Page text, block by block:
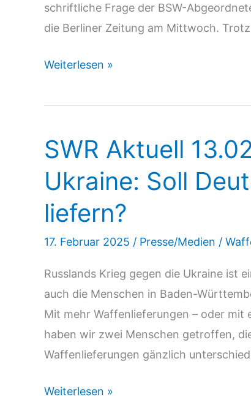
schriftliche Frage der BSW-
die Berliner Zeitung am Mittwoch.
junge
27.03.25:
mehr
Waffen
an
Israel
Weiterlesen »
SWR Aktuell
Ukraine: Soll
liefern?
17. Februar 2025 / Presse/Medien /
Russlands Krieg gegen die Ukraine ist
auch die Menschen in Baden-
Mit mehr Waffenlieferungen – oder mit
haben wir zwei Menschen getroffen,
Waffenlieferungen gänzlich
SWR
Weiterlesen »